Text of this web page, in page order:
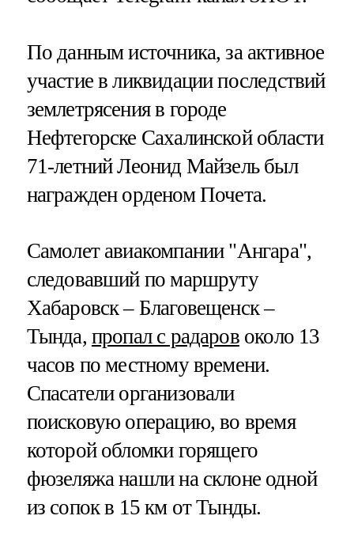
По данным источника, за активное
участие в ликвидации последствий
землетрясения в городе
Нефтегорске Сахалинской области
71-летний Леонид Майзель был
награжден орденом Почета.
Самолет авиакомпании "Ангара",
следовавший по маршруту
Хабаровск – Благовещенск –
Тында, пропал с радаровоколо 13
часов по местному времени.
Спасатели организовали
поисковую операцию, во время
которой обломки горящего
фюзеляжа нашли на склоне одной
из сопок в 15 км от Тынды.